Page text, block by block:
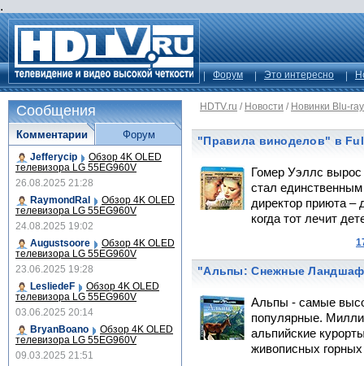
.
Форум Это интересно
HDTV.ru / Новости / Новинки Blu-ray
"Правила виноделов" в
Гомер Уэллс
стал
директор приюта –
когда тот лечит
"Альпы: Снежные
Альпы - самые
популярные.
альпийские
живописных
Сообщения
Комментарии
Jefferycip Обзор 4K OLED
телевизора LG 55EG960V
26.08.2025 21:28
RaymondRal
Обзор 4K OLED
телевизора LG 55EG960V
24.08.2025 19:02
Augustsoore
Обзор 4K OLED
телевизора LG 55EG960V
23.06.2025 19:28
LesliedeF
Обзор 4K OLED
телевизора LG 55EG960V
03.06.2025 20:14
BryanBoano
Обзор 4K OLED
телевизора LG 55EG960V
09.03.2025 21:51
Форум